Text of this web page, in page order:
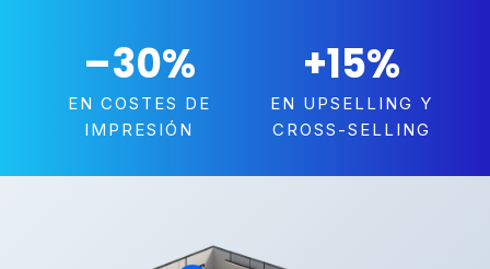
–30%
EN COSTES DE
IMPRESIÓN
+15%
EN UPSELLING Y
CROSS-SELLING